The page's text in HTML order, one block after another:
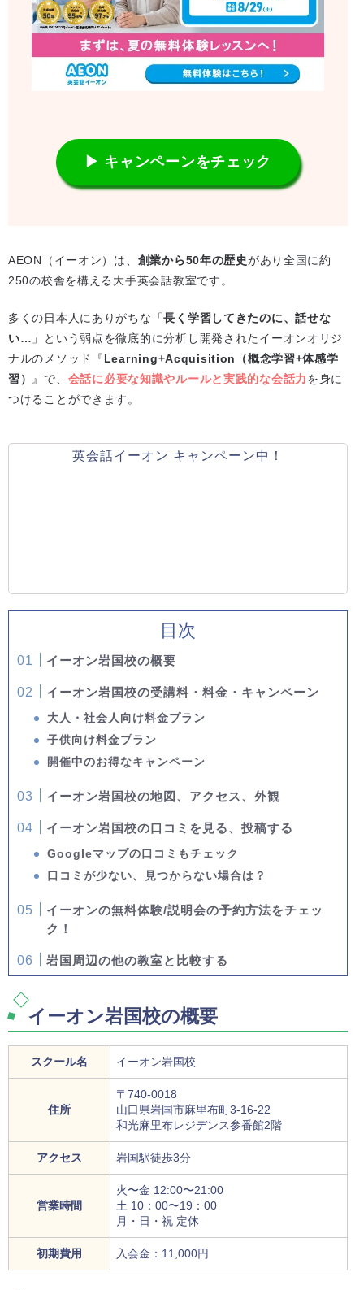
▶ キャンペーンをチェック
AEON（イーオン）は、 創業から50年の歴史があり全国に約
250の校舎を構える大手英会話教室です。
多くの日本人にありがちな「長く学習してきたのに、話せな
い… 」という弱点を徹底的に分析し開発されたイーオンオリジ
ナルのメソッド『Learning+Acquisition（概念学習+体感学
習）
』で、 会話に必要な知識やルールと実践的な会話力を身に
つけることができます。
英会話イーオン キャンペーン中！
目次
イーオン岩国校の概要
イーオン岩国校の受講料・料金・キャンペーン
大人・社会人向け料金プラン
子供向け料金プラン
開催中のお得なキャンペーン
イーオン岩国校の地図、アクセス、外観
イーオン岩国校の口コミを見る、投稿する
Googleマップの口コミもチェック
口コミが少ない、見つからない場合は？
イーオンの無料体験/説明会の予約方法をチェッ
ク！
岩国周辺の他の教室と比較する
イーオン岩国校の概要
スクール名 イーオン岩国校
住所
〒740-0018
山口県岩国市麻里布町3-16-22
和光麻里布レジデンス参番館2階
アクセス 岩国駅徒歩3分
営業時間
火〜金 12:00〜21:00
土 10：00〜19：00
月・日・祝 定休
初期費用 入会金：11,000円